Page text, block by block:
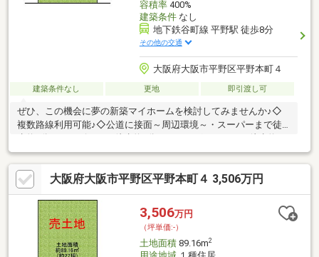
容積率400%
建築条件なし
地下鉄谷町線 平野駅 徒歩8分
その他の交通
大阪府大阪市平野区平野本町４
建築条件なし 更地 即引渡し可
ぜひ、この機会に夢の新築マイホームを検討してみませんか♪◇
複数路線利用可能♪◇公道に接面～周辺環境～・スーパーまで徒
歩約9分・コンビニまで徒歩約5分・ドラッグストアまで徒歩約8
分・区役所まで徒歩約11分・銀行まで徒歩約6分・公園まで徒歩
約6分その他、周辺は生活に便利な施設が多数あります！◎天王
寺、東梅田など乗り換えなしで通勤やお出かけも楽々♪◎保育園ま
で近いので子育て世代のご家族にもオススメ♪お気軽にお問合せく
ださい！お待ちしております♪
大阪府大阪市平野区平野本町４ 3,506万円
3,506万円
（坪単価:-）
土地面積89.16m2